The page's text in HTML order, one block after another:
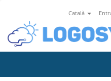
Català